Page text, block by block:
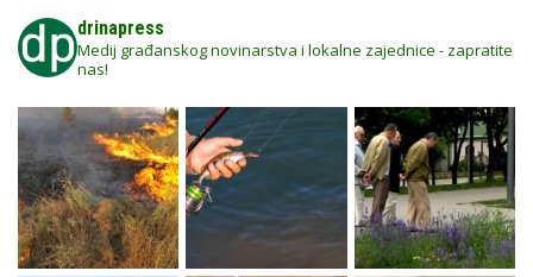
drinapress
Medij građanskog novinarstva i lokalne zajednice - zapratite
nas!